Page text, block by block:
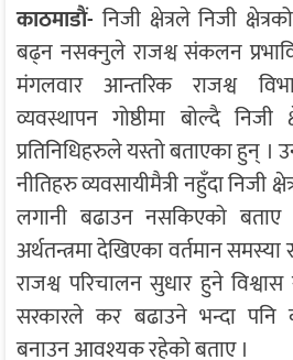
काठमाडाैं-निजी क्षेत्रले निजी
बढ्न नसक्नुले राजश्व संकलन
मंगलवार आन्तरिक राजश्व
व्यवस्थापन गोष्ठीमा बोल्दै
प्रतिनिधिहरुले यस्तो बताएका हुन्
नीतिहरु व्यवसायीमैत्री नहुँदा निजी
लगानी बढाउन नसकिएको
अर्थतन्त्रमा देखिएका वर्तमान
राजश्व परिचालन सुधार हुने
सरकारले कर बढाउने भन्दा पनि
बनाउन आवश्यक रहेको बताए ।